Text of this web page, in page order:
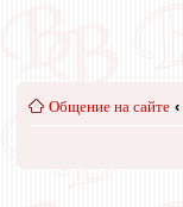
Общение на сайте ‹